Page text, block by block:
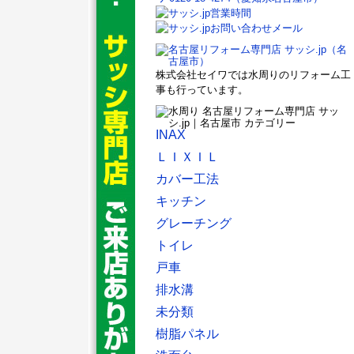
株式会社セイワでは水周りのリフォーム工
事も行っています。
INAX
ＬＩＸＩＬ
カバー工法
キッチン
グレーチング
トイレ
戸車
排水溝
未分類
樹脂パネル